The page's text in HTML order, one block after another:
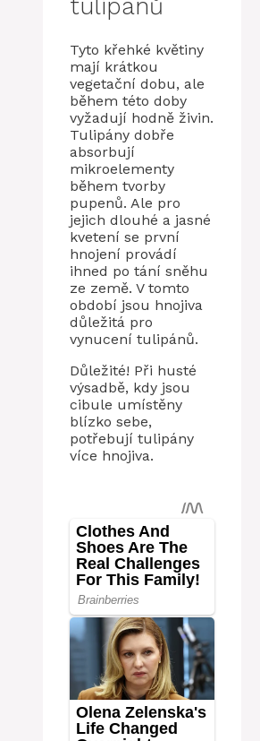
tulipánů
Tyto křehké květiny
mají krátkou
vegetační dobu, ale
během této doby
vyžadují hodně živin.
Tulipány dobře
absorbují
mikroelementy
během tvorby
pupenů. Ale pro
jejich dlouhé a jasné
kvetení se první
hnojení provádí
ihned po tání sněhu
ze země. V tomto
období jsou hnojiva
důležitá pro
vynucení tulipánů.
Důležité! Při husté
výsadbě, kdy jsou
cibule umístěny
blízko sebe,
potřebují tulipány
více hnojiva.